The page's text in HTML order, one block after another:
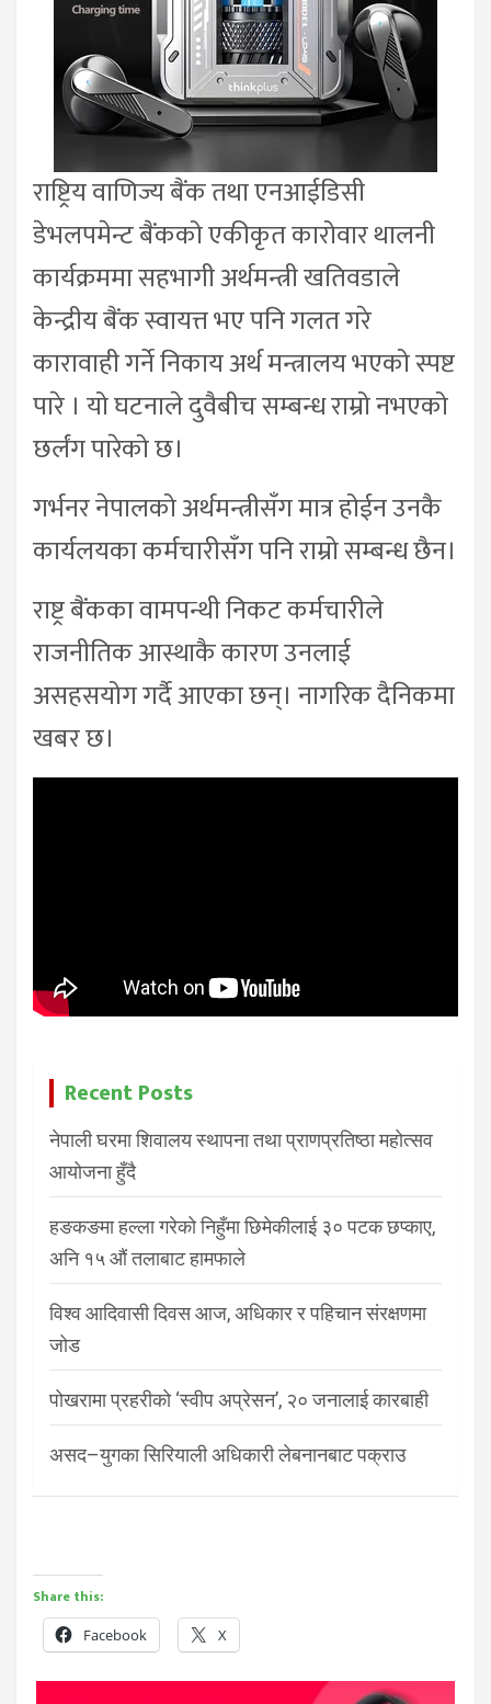
राष्ट्रिय वाणिज्य बैंक तथा एनआईडिसी
डेभलपमेन्ट बैंकको एकीकृत कारोवार थालनी
कार्यक्रममा सहभागी अर्थमन्त्री खतिवडाले
केन्द्रीय बैंक स्वायत्त भए पनि गलत गरे
कारावाही गर्ने निकाय अर्थ मन्त्रालय भएको स्पष्ट
पारे । यो घटनाले दुवैबीच सम्बन्ध राम्रो नभएको
छर्लंग पारेको छ।
गर्भनर नेपालको अर्थमन्त्रीसँग मात्र होईन उनकै
कार्यलयका कर्मचारीसँग पनि राम्रो सम्बन्ध छैन।
राष्ट्र बैंकका वामपन्थी निकट कर्मचारीले
राजनीतिक आस्थाकै कारण उनलाई
असहसयोग गर्दै आएका छन्। नागरिक दैनिकमा
खबर छ।
Recent Posts
नेपाली घरमा शिवालय स्थापना तथा प्राणप्रतिष्ठा महोत्सव
आयोजना हुँदै
हङकङमा हल्ला गरेको निहुँमा छिमेकीलाई ३० पटक छप्काए,
अनि १५ औं तलाबाट हामफाले
विश्व आदिवासी दिवस आज, अधिकार र पहिचान संरक्षणमा
जोड
पोखरामा प्रहरीको ‘स्वीप अप्रेसन’, २० जनालाई कारबाही
असद–युगका सिरियाली अधिकारी लेबनानबाट पक्राउ
Share this:
Facebook X